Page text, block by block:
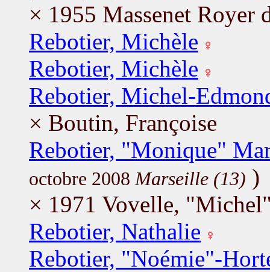
× 1955 Massenet Royer
Rebotier, Michèle
Rebotier, Michèle
Rebotier, Michel-
× Boutin, Françoise
Rebotier, "Monique"
octobre 2008 Marseille (13) )
× 1971 Vovelle,
Rebotier, Nathalie
Rebotier, "Noémie"-